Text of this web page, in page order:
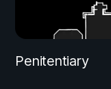
Penitentiary